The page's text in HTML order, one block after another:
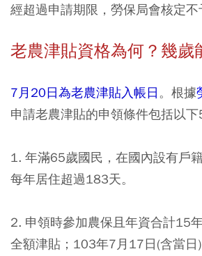
經超過申請期限，勞保局會核定不
老農津貼資格為何？幾歲
7月20日為老農津貼入帳日。根據
申請老農津貼的申領條件包括以下
1. 年滿65歲國民，在國內設有戶
每年居住超過183天。
2. 申領時參加農保且年資合計15
全額津貼；103年7月17日(含當日)